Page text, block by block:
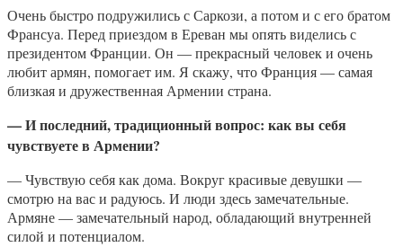
Очень быстро подружились с Саркози, а потом и с его братом
Франсуа. Перед приездом в Ереван мы опять виделись с
президентом Франции. Он — прекрасный человек и очень
любит армян, помогает им. Я скажу, что Франция — самая
близкая и дружественная Армении страна.
— И последний, традиционный вопрос: как вы себя
чувствуете в Армении?
— Чувствую себя как дома. Вокруг красивые девушки —
смотрю на вас и радуюсь. И люди здесь замечательные.
Армяне — замечательный народ, обладающий внутренней
силой и потенциалом.